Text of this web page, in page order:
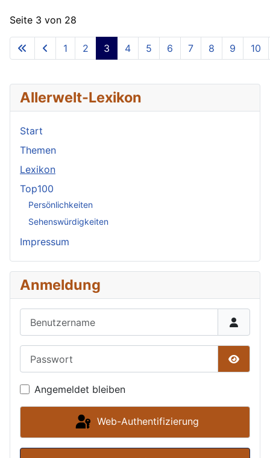
Seite 3 von 28
1 2 3 4 5 6 7 8 9 10
Allerwelt-Lexikon
Start
Themen
Lexikon
Top100
Persönlichkeiten
Sehenswürdigkeiten
Impressum
Anmeldung
Angemeldet bleiben
Web-Authentifizierung